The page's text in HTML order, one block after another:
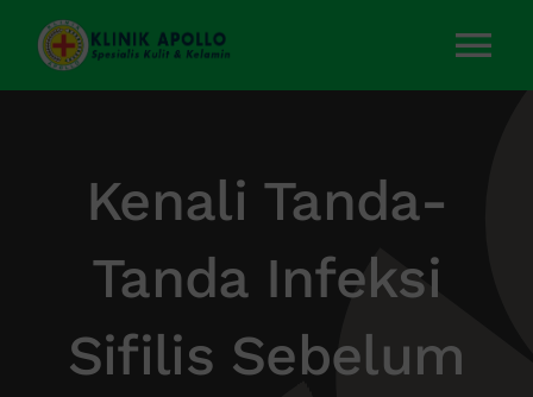
Skip
content
Layanan Kami
Tentang Kami
Artikel
Kenali Tanda-
Tanda Infeksi
Sifilis Sebelum